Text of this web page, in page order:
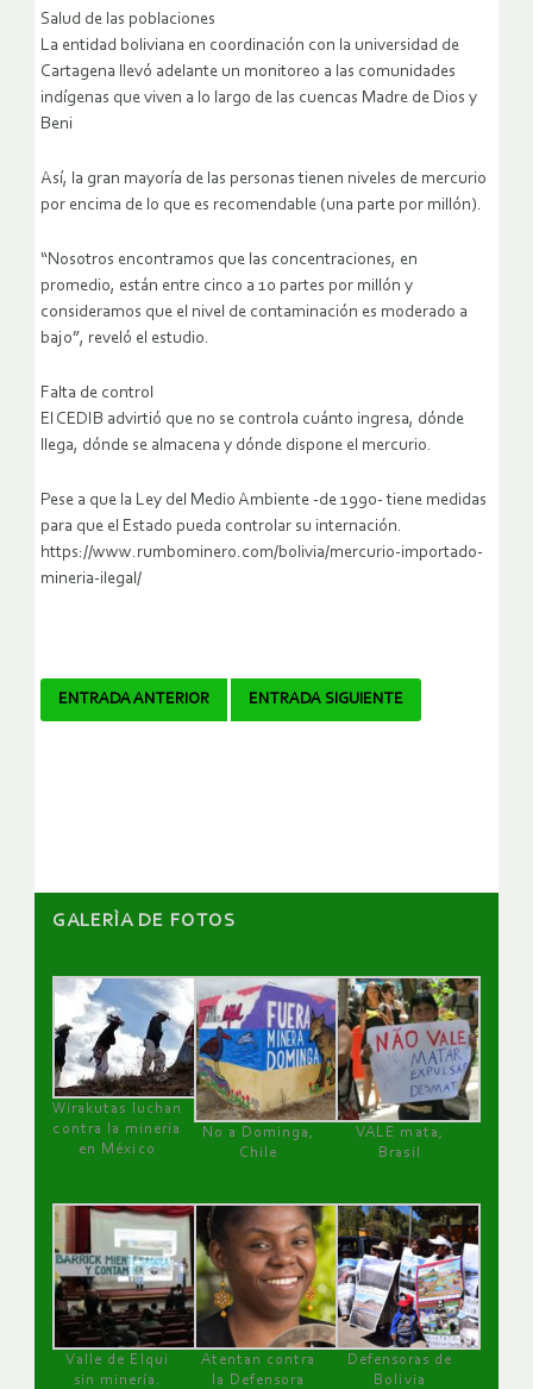
Salud de las poblaciones
La entidad boliviana en coordinación con la universidad de
Cartagena llevó adelante un monitoreo a las comunidades
indígenas que viven a lo largo de las cuencas Madre de Dios y
Beni
Así, la gran mayoría de las personas tienen niveles de mercurio
por encima de lo que es recomendable (una parte por millón).
“Nosotros encontramos que las concentraciones, en
promedio, están entre cinco a 10 partes por millón y
consideramos que el nivel de contaminación es moderado a
bajo”, reveló el estudio.
Falta de control
El CEDIB advirtió que no se controla cuánto ingresa, dónde
llega, dónde se almacena y dónde dispone el mercurio.
Pese a que la Ley del Medio Ambiente -de 1990- tiene medidas
para que el Estado pueda controlar su internación.
https://www.rumbominero.com/bolivia/mercurio-importado-
mineria-ilegal/
Navegador
ENTRADA ANTERIOR ENTRADA SIGUIENTE
GALERÌA DE FOTOS
Wirakutas luchan
contra la minería
en México
No a Dominga,
Chile
VALE mata,
Brasil
Valle de Elqui
sin minería.
Atentan contra
la Defensora
Defensoras de
Bolivia